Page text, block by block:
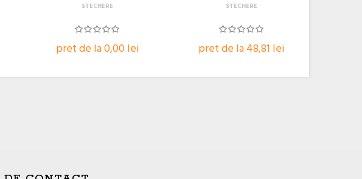
pret de la 0,00 lei
STECHERE
pret de la 48,81 lei
STECHERE